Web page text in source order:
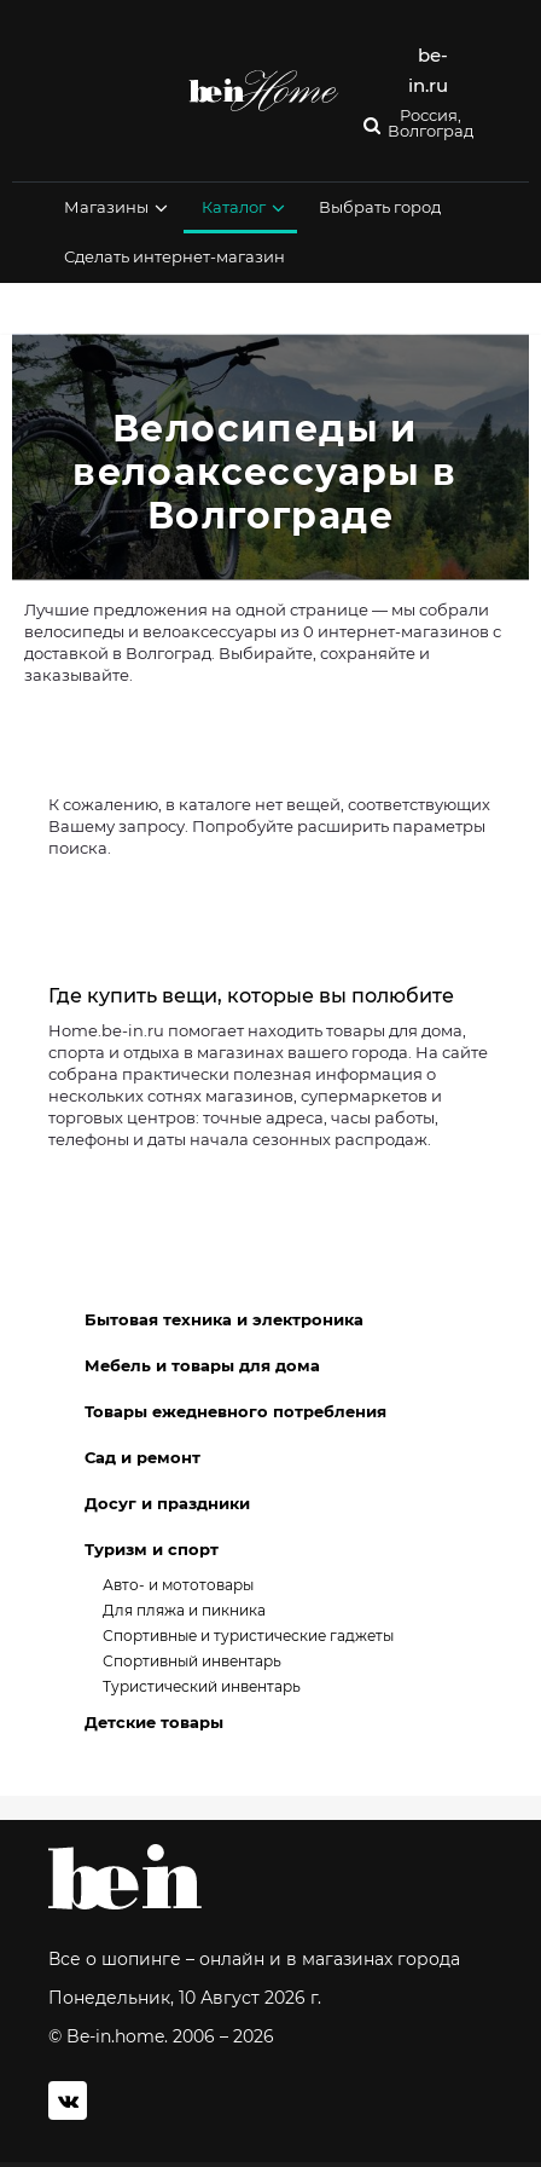
be-
in.ru
Россия,
Волгоград
Магазины Каталог Выбрать город
Сделать интернет-магазин
Велосипеды и
велоаксессуары в
Волгограде
Лучшие предложения на одной странице — мы собрали
велосипеды и велоаксессуары из 0 интернет-магазинов с
доставкой в Волгоград. Выбирайте, сохраняйте и
заказывайте.
К сожалению, в каталоге нет вещей, соответствующих
Вашему запросу. Попробуйте расширить параметры
поиска.
Где купить вещи, которые вы полюбите
Home.be-in.ru помогает находить товары для дома,
спорта и отдыха в магазинах вашего города. На сайте
собрана практически полезная информация о
нескольких сотнях магазинов, супермаркетов и
торговых центров: точные адреса, часы работы,
телефоны и даты начала сезонных распродаж.
Бытовая техника и электроника
Мебель и товары для дома
Товары ежедневного потребления
Сад и ремонт
Досуг и праздники
Туризм и спорт
Авто- и мототовары
Для пляжа и пикника
Спортивные и туристические гаджеты
Спортивный инвентарь
Туристический инвентарь
Детские товары
Все о шопинге – онлайн и в магазинах города
Понедельник, 10 Август 2026 г.
© Be-in.home. 2006 – 2026